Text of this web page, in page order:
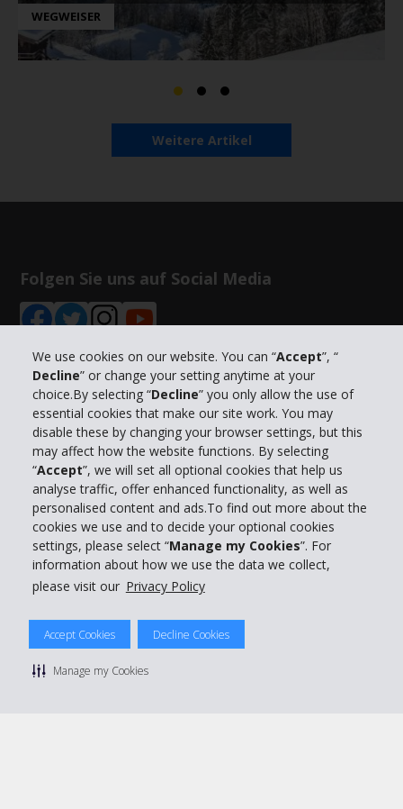
We use cookies on our website. You can “Accept”, “
Decline” or change your setting anytime at your
choice.By selecting “Decline” you only allow the use of
essential cookies that make our site work. You may
disable these by changing your browser settings, but this
may affect how the website functions. By selecting
“Accept”, we will set all optional cookies that help us
analyse traffic, offer enhanced functionality, as well as
personalised content and ads.To find out more about the
cookies we use and to decide your optional cookies
settings, please select “Manage my Cookies”. For
information about how we use the data we collect,
please visit our Privacy Policy
Accept Cookies Decline Cookies
Manage my Cookies
WEGWEISER
Weitere Artikel
Folgen Sie uns auf Social Media
Unternehmensinformation
Partner
Kundenservice
Mieten bei Hertz
© 2026 The Hertz System, Inc.
Datenschutzrichtlinie
Sitemap Cookies verwalten